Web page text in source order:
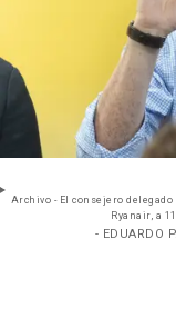
Archivo - El consejero
Ryanair, a
- EDUARDO